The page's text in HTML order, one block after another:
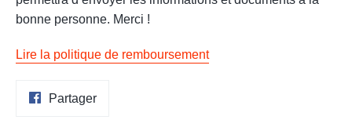
bonne personne. Merci !
Lire la politique de remboursement
PartagerPartager